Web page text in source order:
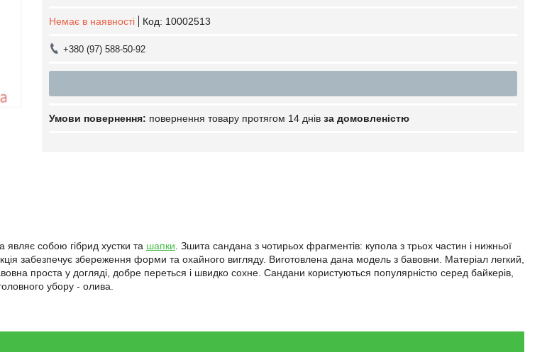
Немає в наявності Код: 10002513
+380 (97) 588-50-92
повернення товару протягом 14 днів за домовленістю
собою гібрид хустки та шапки . Зшита сандана з чотирьох фрагментів: купола з трьох частин і нижньої
забезпечує збереження форми та охайного вигляду. Виготовлена дана модель з бавовни. Матеріал легкий,
проста у догляді, добре переться і швидко сохне. Сандани користуються популярністю серед байкерів,
убору - олива.